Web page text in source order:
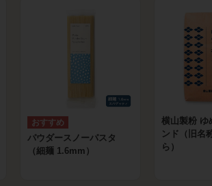
パウダースノーパスタ
（細麺 1.6mm）
横山製粉 ゆ
ンド（旧名
ら）